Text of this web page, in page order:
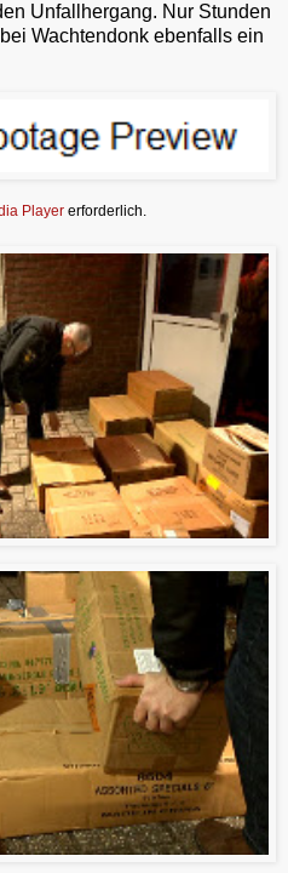
Unfallhergang. Nur Stunden
Wachtendonk ebenfalls ein
Player erforderlich.